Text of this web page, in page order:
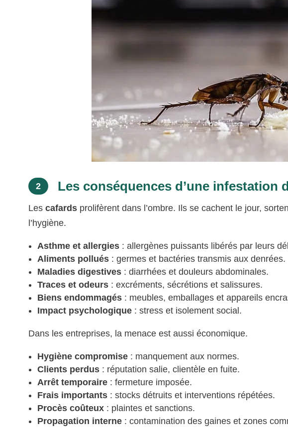
2 Les conséquences d’une infestation
Lescafards prolifèrent dans l’ombre. Ils se cachent le jour,
l’hygiène.
Asthme et allergies : allergènes puissants libérés par leurs
Aliments pollués : germes et bactéries transmis aux denrées.
Maladies digestives : diarrhées et douleurs abdominales.
Traces et odeurs : excréments, sécrétions et salissures.
Biens endommagés : meubles, emballages et appareils
Impact psychologique : stress et isolement social.
Dans les entreprises, la menace est aussi économique.
Hygiène compromise : manquement aux normes.
Clients perdus : réputation salie, clientèle en fuite.
Arrêt temporaire : fermeture imposée.
Frais importants : stocks détruits et interventions répétées.
Procès coûteux : plaintes et sanctions.
Propagation interne : contamination des gaines et zones